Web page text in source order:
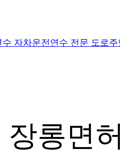
자차운전연수 전문 도로
롱면